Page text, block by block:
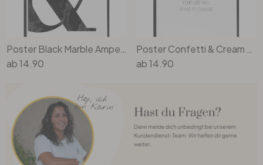
ab14.90
ab14.90